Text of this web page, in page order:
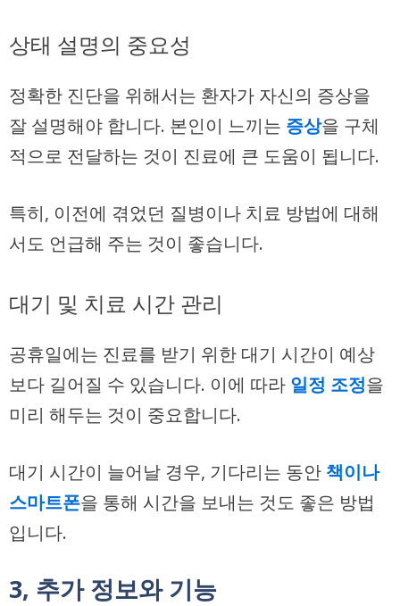
상태 설명의 중요성
정확한 진단을 위해서는 환자가 자신의 증상을
잘 설명해야 합니다. 본인이 느끼는 증상을 구체
적으로 전달하는 것이 진료에 큰 도움이 됩니다.
특히, 이전에 겪었던 질병이나 치료 방법에 대해
서도 언급해 주는 것이 좋습니다.
대기 및 치료 시간 관리
공휴일에는 진료를 받기 위한 대기 시간이 예상
보다 길어질 수 있습니다. 이에 따라 일정 조정을
미리 해두는 것이 중요합니다.
대기 시간이 늘어날 경우, 기다리는 동안 책이나
스마트폰을 통해 시간을 보내는 것도 좋은 방법
입니다.
3, 추가 정보와 기능